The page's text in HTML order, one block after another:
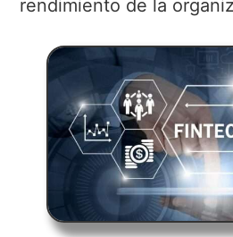
rendimiento de la